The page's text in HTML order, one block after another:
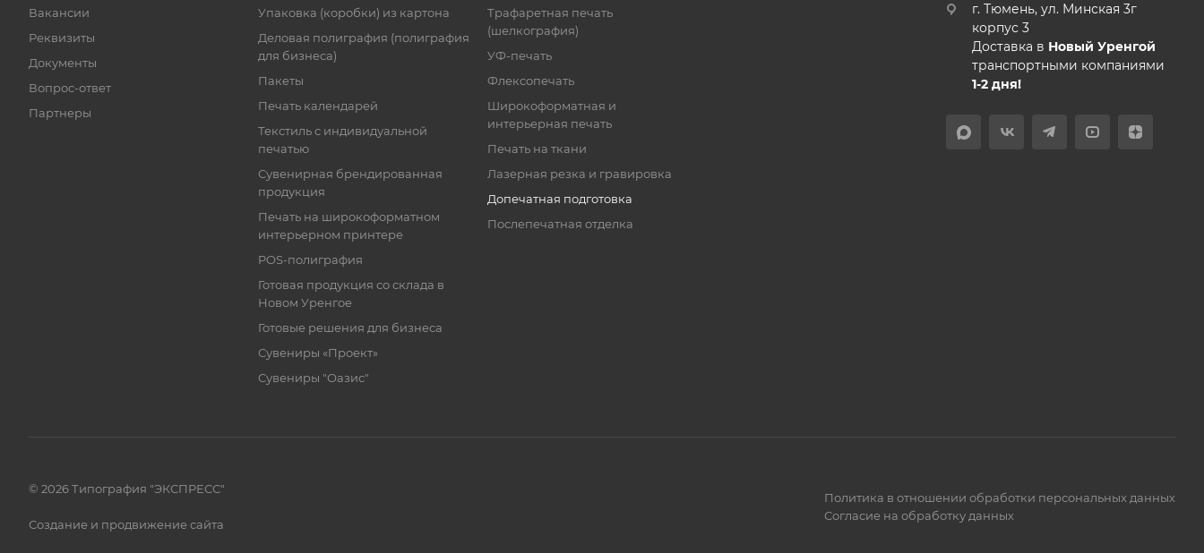
Вакансии
Реквизиты
Документы
Вопрос-ответ
Партнеры
Упаковка (коробки) из картона
Деловая полиграфия (полиграфия
для бизнеса)
Пакеты
Печать календарей
Текстиль с индивидуальной
печатью
Сувенирная брендированная
продукция
Печать на широкоформатном
интерьерном принтере
POS-полиграфия
Готовая продукция со склада в
Новом Уренгое
Готовые решения для бизнеса
Сувениры «Проект»
Сувениры "Оазис"
Трафаретная печать
(шелкография)
УФ-печать
Флексопечать
Широкоформатная и
интерьерная печать
Печать на ткани
Лазерная резка и гравировка
Допечатная подготовка
Послепечатная отделка
г. Тюмень, ул. Минская 3г
корпус 3
Доставка в Новый Уренгой
транспортными компаниями
1-2 дня!
© 2026 Типография "ЭКСПРЕСС"
Создание и продвижение сайта
Политика в отношении обработки персональных данных
Согласие на обработку данных